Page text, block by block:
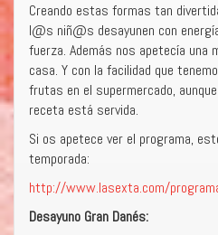
Creando estas formas tan
l@s niñ@s desayunen con
fuerza. Además nos apetecía una
casa. Y con la facilidad que
frutas en el supermercado,
receta está servida.
Si os apetece ver el programa,
temporada:
http://www.lasexta.com/
Desayuno Gran Danés: